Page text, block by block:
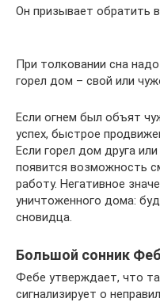
Он призывает обратить
При толковании сна
горел дом – свой или
Если огнем был объят
успех, быстрое
Если горел дом друга
появится возможность
работу. Негативное
уничтоженного дома:
сновидца.
Большой сонник
Фебе утверждает, что
сигнализирует о